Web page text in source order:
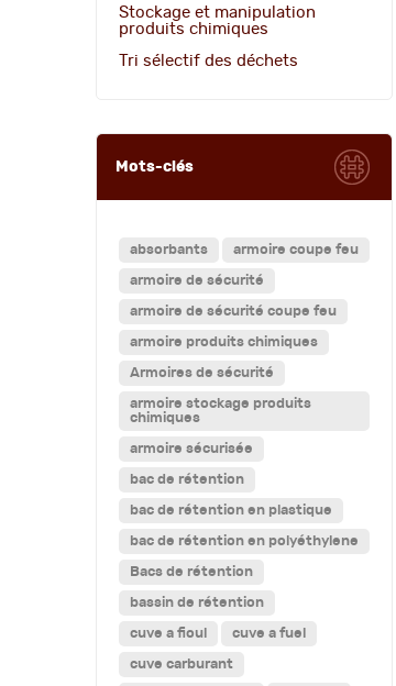
Stockage et manipulation
produits chimiques
Tri sélectif des déchets
Mots-clés
absorbants armoire coupe feu
armoire de sécurité
armoire de sécurité coupe feu
armoire produits chimiques
Armoires de sécurité
armoire stockage produits
chimiques
armoire sécurisée
bac de rétention
bac de rétention en plastique
bac de rétention en polyéthylene
Bacs de rétention
bassin de rétention
cuve a fioul cuve a fuel
cuve carburant